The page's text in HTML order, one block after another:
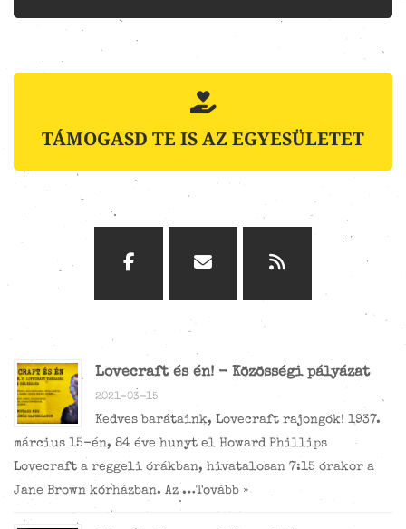
TÁMOGASD TE IS AZ EGYESÜLETET
Lovecraft és én! - Közösségi pályázat
2021-03-15
Kedves barátaink, Lovecraft rajongók! 1937.
március 15-én, 84 éve hunyt el Howard Phillips
Lovecraft a reggeli órákban, hivatalosan 7:15 órakor a
Jane Brown kórházban. Az …Tovább »